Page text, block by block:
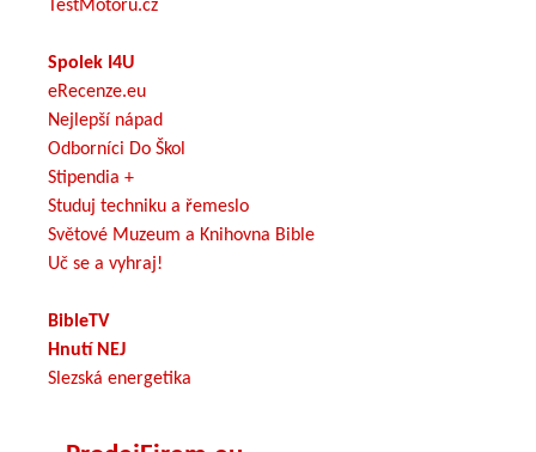
TestMotoru.cz
Spolek I4U
eRecenze.eu
Nejlepší nápad
Odborníci Do Škol
Stipendia +
Studuj techniku a řemeslo
Světové Muzeum a Knihovna Bible
Uč se a vyhraj!
BibleTV
Hnutí NEJ
Slezská energetika